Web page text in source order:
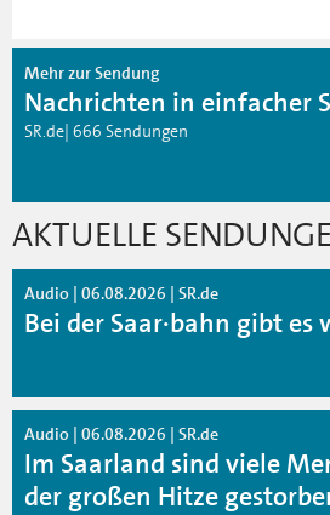
Mehr zur Sendung
Nachrichten in einfacher
SR.de| 666 Sendungen
AKTUELLE
Audio | 06.08.2026 | SR.de
Bei der Saar·bahn gibt es
Audio | 06.08.2026 | SR.de
Im Saarland sind viele
der großen Hitze